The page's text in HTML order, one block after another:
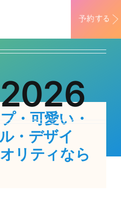
・可愛い・
・デザイ
リティなら